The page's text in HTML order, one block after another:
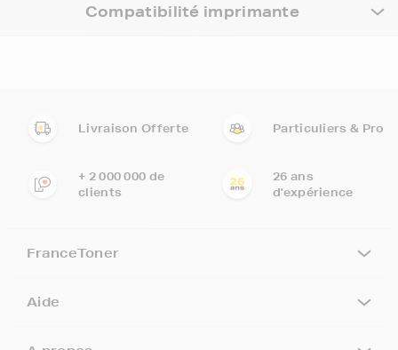
Compatibilité imprimante
Livraison Offerte Particuliers & Pro
+ 2 000 000 de
clients
26 ans
d'expérience
FranceToner
Aide